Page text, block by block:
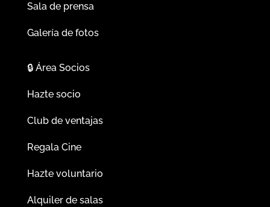
Sala de prensa
Galería de fotos
🔒Área Socios
Hazte socio
Club de ventajas
Regala Cine
Hazte voluntario
Alquiler de salas